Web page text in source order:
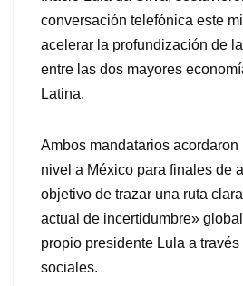
conversación telefónica este
acelerar la profundización de
entre las dos mayores
Latina.
Ambos mandatarios
nivel a México para finales de
objetivo de trazar una ruta
actual de incertidumbre»
propio presidente Lula a
sociales.